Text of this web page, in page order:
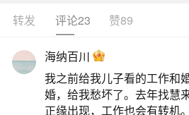
生活中像算命生辰八字准
题，但是小问题不注意可能会
这个问题给大家做一些解读：
一、生辰八字算命准吗能信
转发 评论23 赞89
海纳百川
我之前给我儿子看的工作和
婚，给我愁坏了。去年找慧
正缘出现，工作也会有转机